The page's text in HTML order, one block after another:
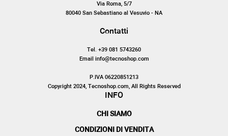
Via Roma, 5/7
80040 San Sebastiano al Vesuvio - NA
Contatti
Tel. +39 081 5743260
Email info@tecnoshop.com
P.IVA 06220851213
Copyright 2024, Tecnoshop.com, All Rights Reserved
INFO
CHI SIAMO
CONDIZIONI DI VENDITA